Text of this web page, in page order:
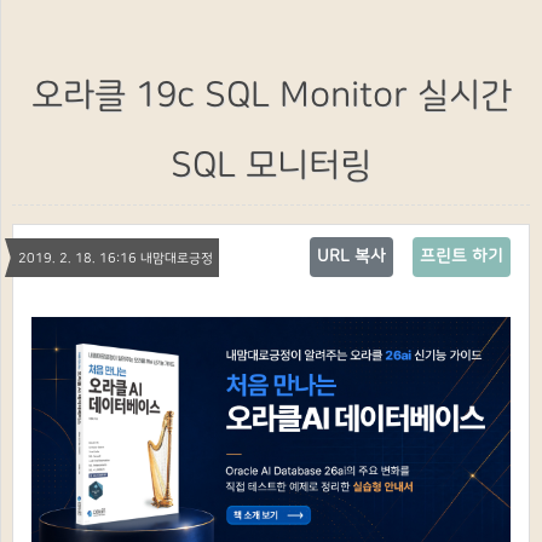
오라클 19c SQL Monitor 실시간
SQL 모니터링
2019. 2. 18. 16:16 내맘대로긍정 프린트 하기
URL 복사